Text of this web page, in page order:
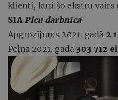
klienti, kuri šo ekstru vairs
SIAPicu darbnīca
Apgrozījums 2021. gadā 2
Peļņa 2021. gadā 303 712